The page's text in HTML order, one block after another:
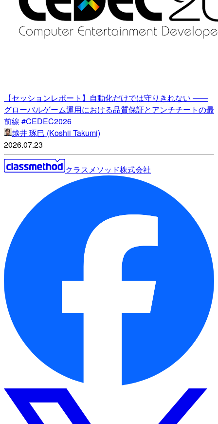
【セッションレポート】自動化だけでは守りきれない ——
グローバルゲーム運用における品質保証とアンチチートの最
前線 #CEDEC2026
越井 琢巳 (Koshii Takumi)
2026.07.23
クラスメソッド株式会社